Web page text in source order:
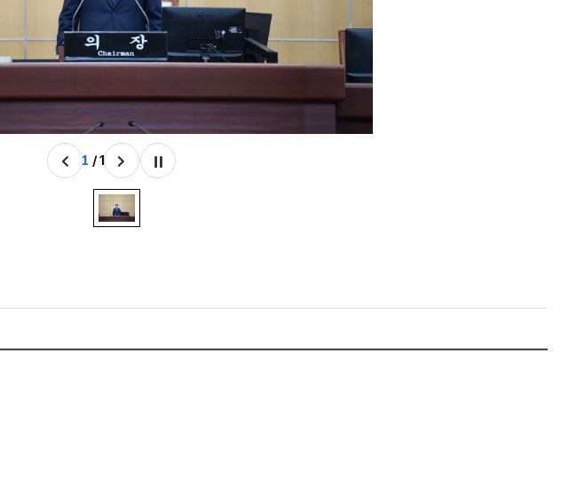
1 / 1